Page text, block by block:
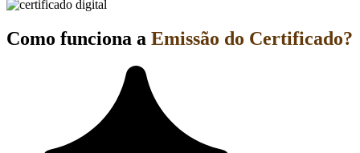
Como funciona a Emissão do Certificado?